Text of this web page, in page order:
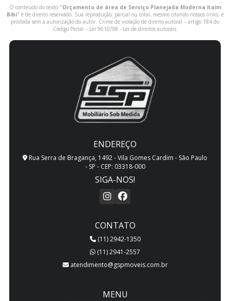
O conteúdo do texto "Orçamento de área de Serviço Planejada Moderna Itaim
Bibi" é de direito reservado. Sua reprodução, parcial ou total, mesmo citando nossos links, é
proibida sem a autorização do autor. Crime de violação de direito autoral – artigo 184 do
Código Penal – Lei 9610/98 - Lei de direitos autorais.
ENDEREÇO
Rua Serra de Bragança, 1492 - Vila Gomes Cardim - São Paulo
- SP - CEP: 03318-000
SIGA-NOS!
CONTATO
(11) 2942-1350
(11) 2941-2557
atendimento@gspmoveis.com.br
MENU